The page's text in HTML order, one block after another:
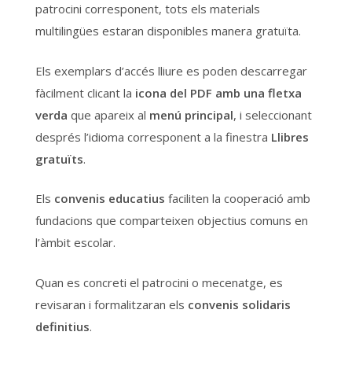
patrocini corresponent, tots els materials
multilingües estaran disponibles manera gratuïta.
Els exemplars d’accés lliure es poden descarregar
fàcilment clicant la icona del PDF amb una fletxa
verda que apareix al menú principal, i seleccionant
després l’idioma corresponent a la finestra Llibres
gratuïts.
Els convenis educatius faciliten la cooperació amb
fundacions que comparteixen objectius comuns en
l’àmbit escolar.
Quan es concreti el patrocini o mecenatge, es
revisaran i formalitzaran els convenis solidaris
definitius.